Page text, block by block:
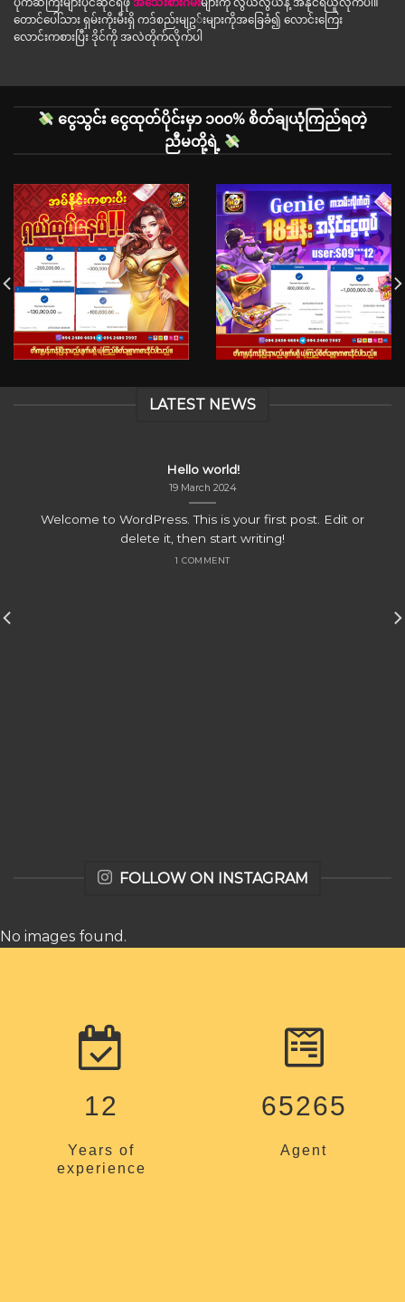
တောင်ပေါ်သား ရှမ်းကိုးမီးရှိ ကဒ်စည်းမျဥ◌်းများကိုအခြေခံ၍ လောင်းကြေး
လောင်းကစားပြီး ဒိုင်ကို အလဲတိုက်လိုက်ပါ
ငွေသွင်း ငွေထုတ်ပိုင်းမှာ ၁၀၀% စိတ်ချယုံကြည်ရတဲ့
ညီမတို့ရဲ့
LATEST NEWS
Hello world!
19 March 2024
Welcome to WordPress. This is your first post. Edit or
delete it, then start writing!
1 COMMENT
FOLLOW ON INSTAGRAM
No images found.
12
Years of
experience
65265
Agent